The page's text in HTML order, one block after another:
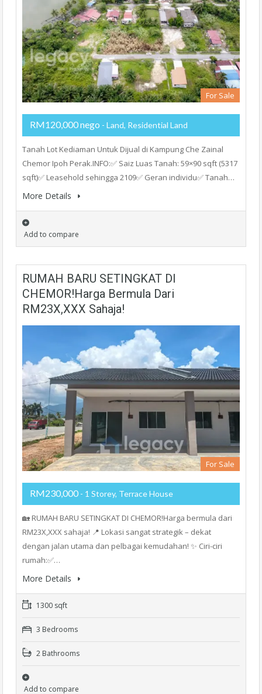
For Sale
RM120,000 nego - Land, Residential Land
Tanah Lot Kediaman Untuk Dijual di Kampung Che Zainal
Chemor Ipoh Perak.INFO:✅ Saiz Luas Tanah: 59×90 sqft (5317
sqft)✅ Leasehold sehingga 2109✅ Geran individu✅ Tanah…
More Details
Add to compare
RUMAH BARU SETINGKAT DI
CHEMOR!Harga Bermula Dari
RM23X,XXX Sahaja!
For Sale
RM230,000 - 1 Storey, Terrace House
🏡 RUMAH BARU SETINGKAT DI CHEMOR!Harga bermula dari
RM23X,XXX sahaja! 📍 Lokasi sangat strategik – dekat
dengan jalan utama dan pelbagai kemudahan! ✨ Ciri-ciri
rumah:✅…
More Details
1300 sqft
3 Bedrooms
2 Bathrooms
Add to compare